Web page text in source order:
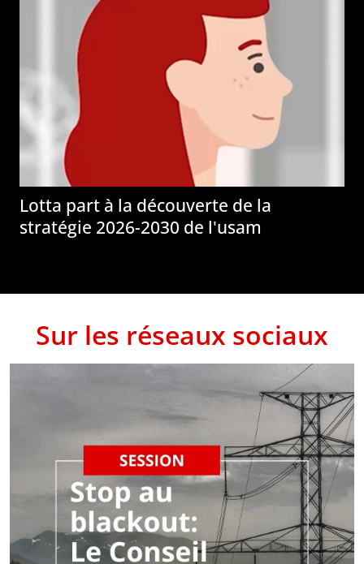
Lotta part à la découverte de la
stratégie 2026-2030 de l'usam
Sur les réseaux sociaux